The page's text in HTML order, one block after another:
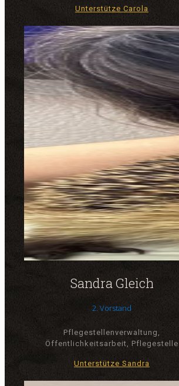
Unterstütze Carola
Sandra Gleich
2. Vorstand
Pflegestellenverwaltung,
Öffentlichkeitsarbeit, Pflegestelle
Unterstütze Sandra